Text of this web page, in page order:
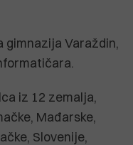
gimnazija Varaždin,
iz 12 zemalja,
Mađarske,
Slovenije,